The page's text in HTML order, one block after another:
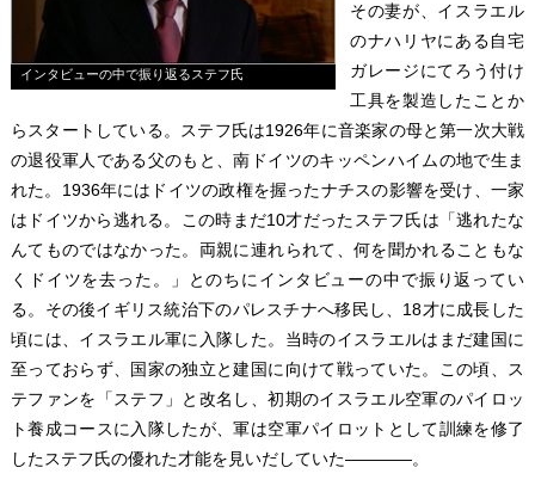
インタビューの中で振り返るステフ氏
その妻が、イスラエル
のナハリヤにある自宅
ガレージにてろう付け
工具を製造したことか
らスタートしている。ステフ氏は1926年に音楽家の母と第一次大戦
の退役軍人である父のもと、南ドイツのキッペンハイムの地で生ま
れた。1936年にはドイツの政権を握ったナチスの影響を受け、一家
はドイツから逃れる。この時まだ10才だったステフ氏は「逃れたな
んてものではなかった。両親に連れられて、何を聞かれることもな
くドイツを去った。」とのちにインタビューの中で振り返ってい
る。その後イギリス統治下のパレスチナへ移民し、18才に成長した
頃には、イスラエル軍に入隊した。当時のイスラエルはまだ建国に
至っておらず、国家の独立と建国に向けて戦っていた。この頃、ス
テファンを「ステフ」と改名し、初期のイスラエル空軍のパイロッ
ト養成コースに入隊したが、軍は空軍パイロットとして訓練を修了
したステフ氏の優れた才能を見いだしていた――――。